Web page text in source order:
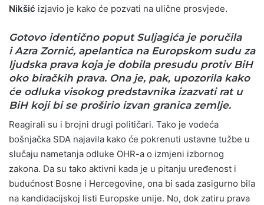
Nikšić izjavio je kako će pozvati na ulične prosvjede.
Gotovo identično poput Suljagića je poručila
iAzra Zornić, apelantica na Europskom sudu za
ljudska prava koja je dobila presudu protiv BiH
oko biračkih prava. Ona je, pak, upozorila kako
će odluka visokog predstavnika izazvati rat u
BiH koji bi se proširio izvan granica zemlje.
Reagirali su i brojni drugi političari. Tako je vodeća
bošnjačka SDA najavila kako će pokrenuti ustavne tužbe u
slučaju nametanja odluke OHR-a o izmjeni izbornog
zakona. Da su tako aktivni kada je u pitanju uređenost i
budućnost Bosne i Hercegovine, ona bi sada zasigurno bila
na kandidacijskoj listi Europske unije. No, dok zatiru prava